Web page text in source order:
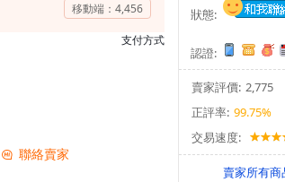
移動端： 4,456
聯絡賣家
支付方式
狀態:
認證:
賣家評價: 2,775
正評率: 99.75%
交易速度:
賣家所有商